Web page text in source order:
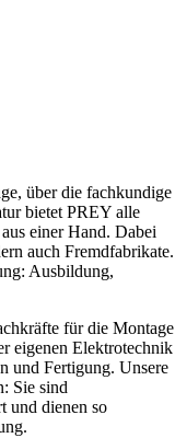
über die fachkundige
bietet PREY alle
einer Hand. Dabei
auch Fremdfabrikate.
Ausbildung,
für die Montage
eigenen Elektrotechnik
und Fertigung. Unsere
Sie sind
und dienen so